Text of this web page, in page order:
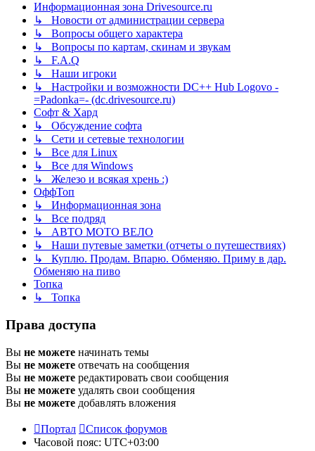
Информационная зона Drivesource.ru
↳ Новости от администрации сервера
↳ Вопросы общего характера
↳ Вопросы по картам, скинам и звукам
↳ F.A.Q
↳ Наши игроки
↳ Настройки и возможности DC++ Hub Logovo -
=Padonka=- (dc.drivesource.ru)
Софт & Хард
↳ Обсуждение софта
↳ Сети и сетевые технологии
↳ Все для Linux
↳ Все для Windows
↳ Железо и всякая хрень :)
ОффТоп
↳ Информационная зона
↳ Все подряд
↳ АВТО МОТО ВЕЛО
↳ Наши путевые заметки (отчеты о путешествиях)
↳ Куплю. Продам. Впарю. Обменяю. Приму в дар.
Обменяю на пиво
Топка
↳ Топка
Права доступа
Вы не можете начинать темы
Вы не можете отвечать на сообщения
Вы не можете редактировать свои сообщения
Вы не можете удалять свои сообщения
Вы не можете добавлять вложения
Портал
Список форумов
Часовой пояс: UTC+03:00